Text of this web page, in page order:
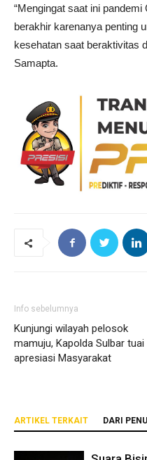
“Mengingat saat ini
berakhir karenanya penting
kesehatan saat beraktivitas
Samapta.
Info sebelumnya
Kunjungi wilayah pelosok
mamuju, Kapolda Sulbar tuai
apresiasi Masyarakat
ARTIKEL TERKAIT DARI